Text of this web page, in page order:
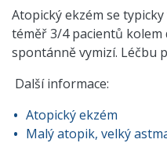
Atopický ekzém se
téměř 3/4 pacientů
spontánně vymizí. Léčbu
Další informace:
Atopický ekzém
Malý atopik, velký